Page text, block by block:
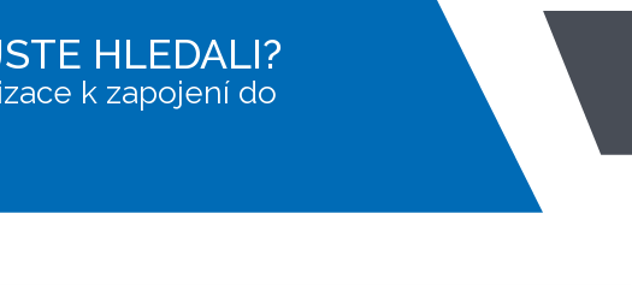
HLEDALI?
k zapojení do